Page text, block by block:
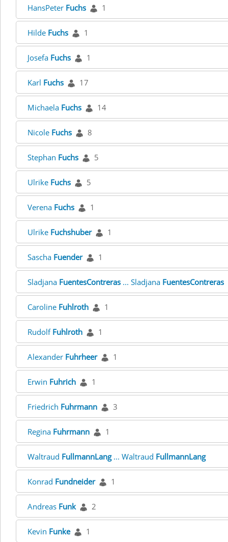
HansPeter Fuchs 1
Hilde Fuchs 1
Josefa Fuchs 1
Karl Fuchs 17
Michaela Fuchs 14
Nicole Fuchs 8
Stephan Fuchs 5
Ulrike Fuchs 5
Verena Fuchs 1
Ulrike Fuchshuber 1
Sascha Fuender 1
Sladjana FuentesContreras ... Sladjana FuentesContreras
Caroline Fuhlroth 1
Rudolf Fuhlroth 1
Alexander Fuhrheer 1
Erwin Fuhrich 1
Friedrich Fuhrmann 3
Regina Fuhrmann 1
Waltraud FullmannLang... Waltraud FullmannLang
Konrad Fundneider 1
Andreas Funk 2
Kevin Funke 1